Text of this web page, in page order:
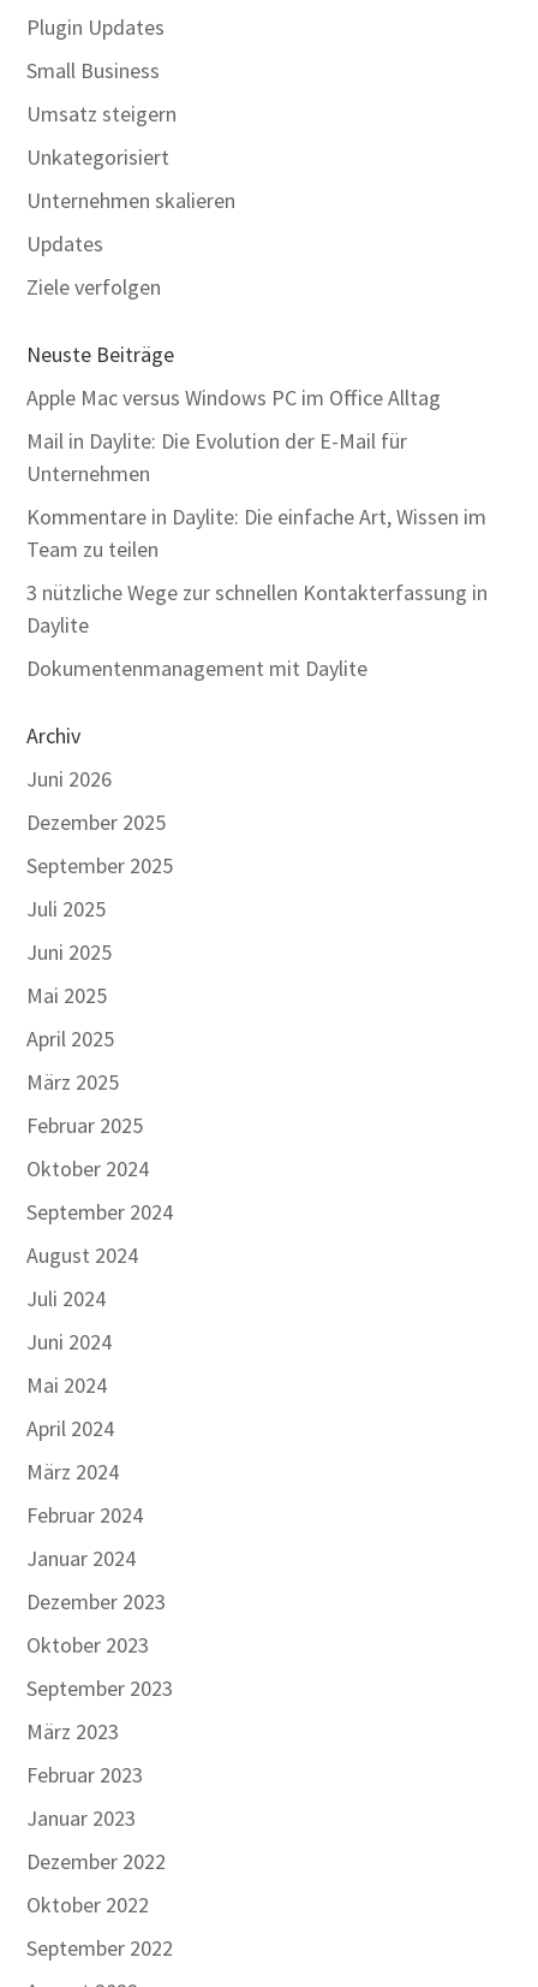
Plugin Updates
Small Business
Umsatz steigern
Unkategorisiert
Unternehmen skalieren
Updates
Ziele verfolgen
Neuste Beiträge
Apple Mac versus Windows PC im Office Alltag
Mail in Daylite: Die Evolution der E-Mail für
Unternehmen
Kommentare in Daylite: Die einfache Art, Wissen im
Team zu teilen
3 nützliche Wege zur schnellen Kontakterfassung in
Daylite
Dokumentenmanagement mit Daylite
Archiv
Juni 2026
Dezember 2025
September 2025
Juli 2025
Juni 2025
Mai 2025
April 2025
März 2025
Februar 2025
Oktober 2024
September 2024
August 2024
Juli 2024
Juni 2024
Mai 2024
April 2024
März 2024
Februar 2024
Januar 2024
Dezember 2023
Oktober 2023
September 2023
März 2023
Februar 2023
Januar 2023
Dezember 2022
Oktober 2022
September 2022